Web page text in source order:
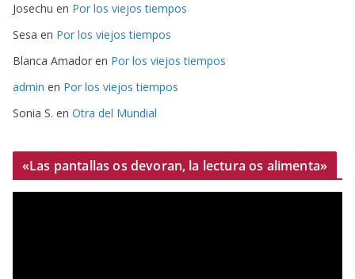
Josechu en Por los viejos tiempos
Sesa en Por los viejos tiempos
Blanca Amador en Por los viejos tiempos
admin en Por los viejos tiempos
Sonia S. en Otra del Mundial
«Las pantallas os devoran, la lectura os alimenta»